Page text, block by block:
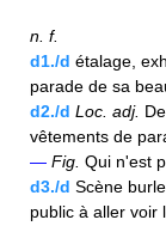
n. f.
d1./d étalage,
parade de sa
d2./d Loc. adj.
vêtements de
— Fig. Qui n'est
d3./d Scène
public à aller voir